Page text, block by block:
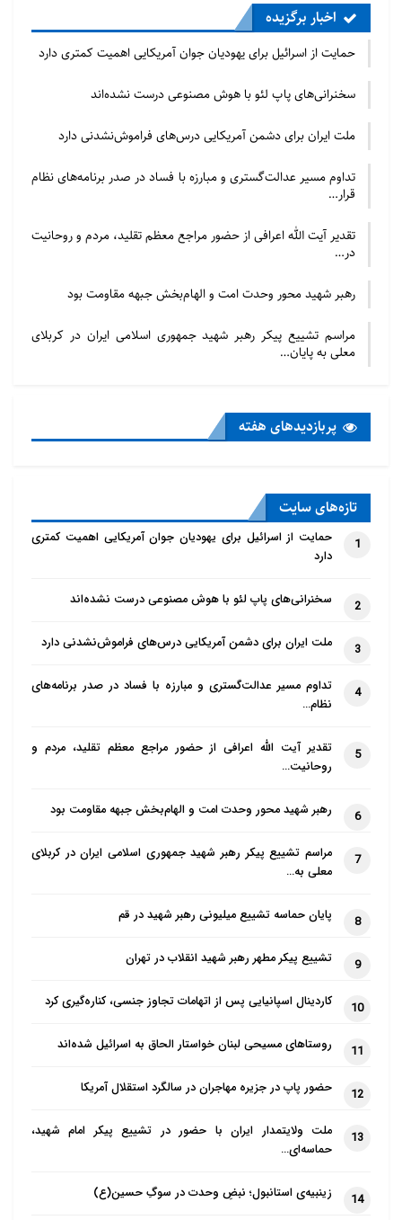
اخبار برگزیده
حمایت از اسرائیل برای یهودیان جوان آمریکایی اهمیت کمتری دارد
سخنرانی‌های پاپ لئو با هوش مصنوعی درست نشده‌اند
ملت ایران برای دشمن آمریکایی درس‌های فراموش‌نشدنی دارد
تداوم مسیر عدالت‌گستری و مبارزه با فساد در صدر برنامه‌های نظام
قرار…
تقدیر آیت الله اعرافی از حضور مراجع معظم تقلید، مردم و روحانیت
در…
رهبر شهید محور وحدت امت و الهام‌بخش جبهه مقاومت بود
مراسم تشییع پیکر رهبر شهید جمهوری اسلامی ایران در کربلای
معلی به پایان…
پربازدید‌های هفته
تازه‌‌های سایت
1
حمایت از اسرائیل برای یهودیان جوان آمریکایی اهمیت کمتری
دارد
2 سخنرانی‌های پاپ لئو با هوش مصنوعی درست نشده‌اند
3 ملت ایران برای دشمن آمریکایی درس‌های فراموش‌نشدنی دارد
4
تداوم مسیر عدالت‌گستری و مبارزه با فساد در صدر برنامه‌های
نظام…
5
تقدیر آیت الله اعرافی از حضور مراجع معظم تقلید، مردم و
روحانیت…
6 رهبر شهید محور وحدت امت و الهام‌بخش جبهه مقاومت بود
7
مراسم تشییع پیکر رهبر شهید جمهوری اسلامی ایران در کربلای
معلی به…
8 پایان حماسه تشییع میلیونی رهبر شهید در قم
9 تشییع پیکر مطهر رهبر شهید انقلاب در تهران
10 کاردینال اسپانیایی پس از اتهامات تجاوز جنسی، کناره‌گیری کرد
11 روستاهای مسیحی لبنان خواستار الحاق به اسرائیل شده‌اند
12 حضور پاپ در جزیره مهاجران در سالگرد استقلال آمریکا
13
ملت ولایتمدار ایران با حضور در تشییع پیکر امام شهید،
حماسه‌ای…
14 زینبیه‌ی استانبول؛ نبضِ وحدت در سوگِ حسین(ع)